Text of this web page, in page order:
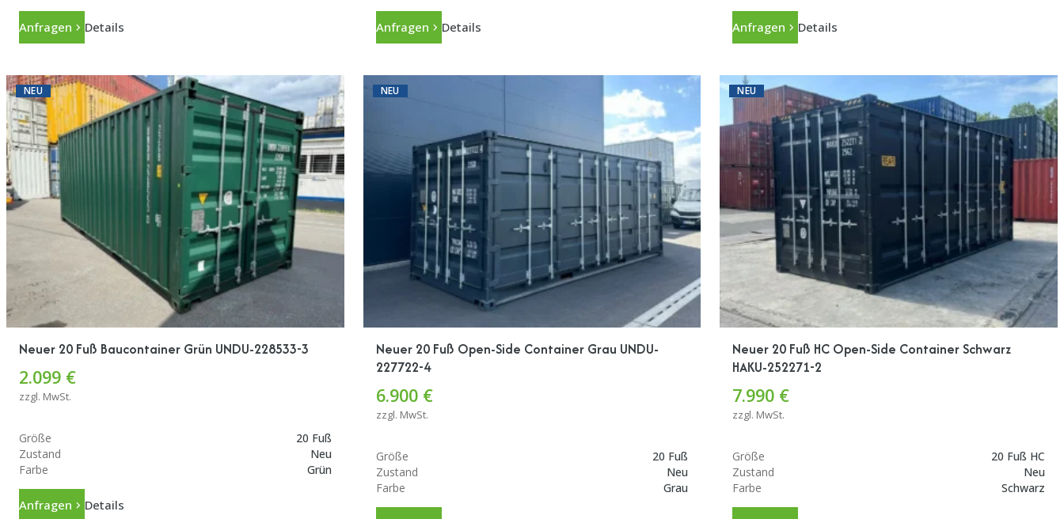
Anfragen Details Anfragen Details Anfragen Details
NEU
Neuer 20 Fuß Baucontainer Grün UNDU-228533-3
2.099 €
zzgl. MwSt.
Größe
20 Fuß
Zustand
Neu
Farbe
Grün
Anfragen Details
NEU
Neuer 20 Fuß Open-Side Container Grau UNDU-
227722-4
6.900 €
zzgl. MwSt.
Größe
20 Fuß
Zustand
Neu
Farbe
Grau
NEU
Neuer 20 Fuß HC Open-Side Container Schwarz
HAKU-252271-2
7.990 €
zzgl. MwSt.
Größe
20 Fuß HC
Zustand
Neu
Farbe
Schwarz